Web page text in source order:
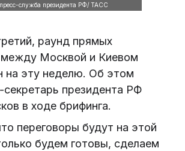
служба президента РФ/ ТАСС
раунд прямых
между Москвой и Киевом
на эту неделю. Об этом
секретарь президента РФ
в ходе брифинга.
переговоры будут на этой
будем готовы, сделаем